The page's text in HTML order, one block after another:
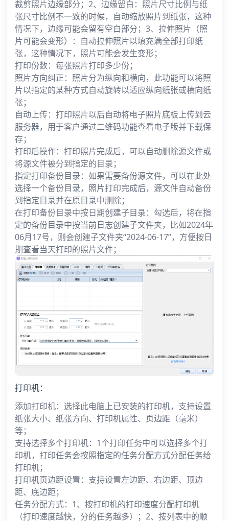
裁剪照片边缘部分；2、边缘留白：照片尺寸比例与纸
张尺寸比例不一致的时候，自动缩放照片到纸张，这种
情况下，边缘可能会留有空白部分；3、拉伸照片（照
片可能会变形）：自动拉伸照片以填充满全部打印纸
张，这种情况下，照片可能会发生变形；
打印份数：每张照片打印多少份；
照片方向纠正：照片分为纵向和横向，此功能可以将照
片以指定的某种方式自动旋转以适应纵向纸张或横向纸
张；
自动上传：打印照片以后自动将电子照片底板上传到云
服务器，用于客户通过二维码功能查看电子版并下载保
存；
打印后操作：打印照片完成后，可以自动删除源文件或
将源文件被分到指定的目录；
指定打印备份目录：如果需要备份源文件，可以在此处
选择一个备份目录，照片打印完成后，源文件自动备份
到指定目录并在原目录中删除；
在打印备份目录中按日期创建子目录：勾选后，将在指
定的备份目录中按当前日志创建子文件夹，比如2024年
06月17号，则会创建子文件夹“2024-06-17”，方便按日
期查看当天打印的照片文件；
打印机：
添加打印机：选择此电脑上已安装的打印机，支持设置
纸张大小、纸张方向、打印机属性、页边距（毫米）
等；
支持选择多个打印机：1个打印任务中可以选择多个打
印机，打印任务会按照指定的任务分配方式分配任务给
打印机；
打印机页边距设置：支持设置左边距、右边距、顶边
距、底边距；
任务分配方式：1、按打印机的打印速度分配打印机
（打印速度越快，分的任务越多）；2、按列表中的顺